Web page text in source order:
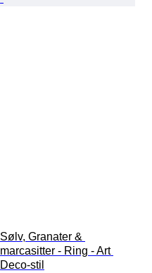
Sølv, Granater &
marcasitter - Ring - Art
Deco-stil